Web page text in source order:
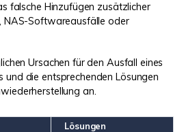
falsche Hinzufügen zusätzlicher
NAS-Softwareausfälle oder
Ursachen für den Ausfall eines
die entsprechenden Lösungen
an.
Lösungen